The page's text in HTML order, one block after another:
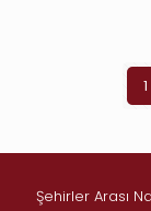
1
Şehirler Arası